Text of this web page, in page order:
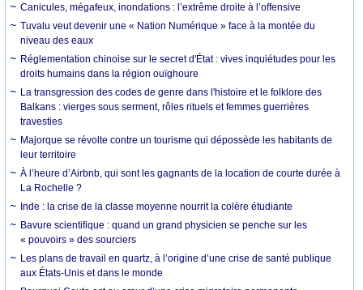
Canicules, mégafeux, inondations : l’extrême droite à l’offensive
Tuvalu veut devenir une « Nation Numérique » face à la montée du
niveau des eaux
Réglementation chinoise sur le secret d'État : vives inquiétudes pour les
droits humains dans la région ouïghoure
La transgression des codes de genre dans l'histoire et le folklore des
Balkans : vierges sous serment, rôles rituels et femmes guerrières
travesties
Majorque se révolte contre un tourisme qui dépossède les habitants de
leur territoire
À l’heure d’Airbnb, qui sont les gagnants de la location de courte durée à
La Rochelle ?
Inde : la crise de la classe moyenne nourrit la colère étudiante
Bavure scientifique : quand un grand physicien se penche sur les
« pouvoirs » des sourciers
Les plans de travail en quartz, à l’origine d’une crise de santé publique
aux États-Unis et dans le monde